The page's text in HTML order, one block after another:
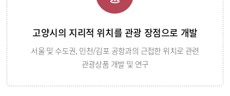
고양시의 지리적 위치를 관광 장점으로 개발
서울 및 수도권, 인천/김포 공항과의 근접한 위치로 관련
관광상품 개발 및 연구